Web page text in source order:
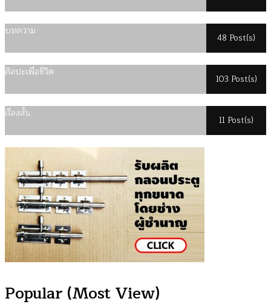
บทความ
48 Post(s)
ศิลปะเพื่อชีวิต
103 Post(s)
เรื่องสั้น
11 Post(s)
Popular (Most View)